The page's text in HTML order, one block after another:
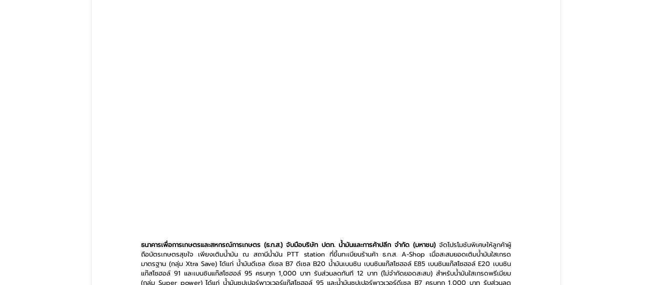
ธนาคารเพื่อการเกษตรและสหกรณ์การเกษตร (ธ.ก.ส.) จับมือบริษัท ปตท. น้ำมันและการค้าปลีก จำกัด (มหาชน) จัดโปรโมชันพิเศษให้ลูกค้าผู้
ถือบัตรเกษตรสุขใจ เพียงเติมน้ำมัน ณ สถานีน้ำมัน PTT station ที่ขึ้นทะเบียนร้านค้า ธ.ก.ส. A-Shop เมื่อสะสมยอดเติมน้ำมันใสเกรด
มาตรฐาน (กลุ่ม Xtra Save) ได้แก่ น้ำมันดีเซล ดีเซล B7 ดีเซล B20 น้ำมันเบนซิน เบนซินแก๊สโซฮอล์ E85 เบนซินแก๊สโซฮอล์ E20 เบนซิน
แก๊สโซฮอล์ 91 และเบนซินแก๊สโซฮอล์ 95 ครบทุก 1,000 บาท รับส่วนลดทันที 12 บาท (ไม่จำกัดยอดสะสม) สำหรับน้ำมันใสเกรดพรีเมียม
(กลุ่ม Super power) ได้แก่ น้ำมันซูปเปอร์พาวเวอร์แก๊สโซฮอล์ 95 และน้ำมันซูปเปอร์พาวเวอร์ดีเซล B7 ครบทุก 1,000 บาท รับส่วนลด